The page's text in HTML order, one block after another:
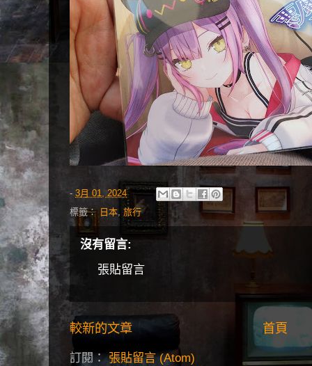
- 3月 01, 2024
標籤： 日本, 旅行
沒有留言:
張貼留言
較新的文章 首頁
訂閱：張貼留言 (Atom)